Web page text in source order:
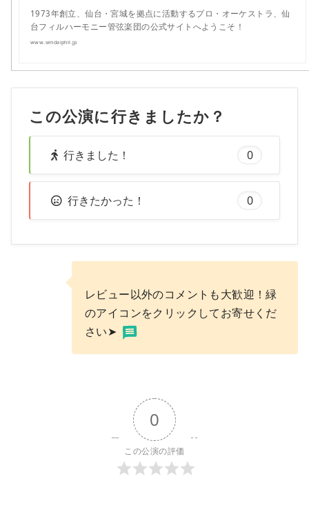
1973年創立、仙台・宮城を拠点に活動するプロ・オーケストラ、仙
台フィルハーモニー管弦楽団の公式サイトへようこそ！
www.sendaiphil.jp
この公演に行きましたか？
行きました！ 0
行きたかった！ 0
レビュー以外のコメントも大歓迎！緑
のアイコンをクリックしてお寄せくだ
さい➤
0
この公演の評価